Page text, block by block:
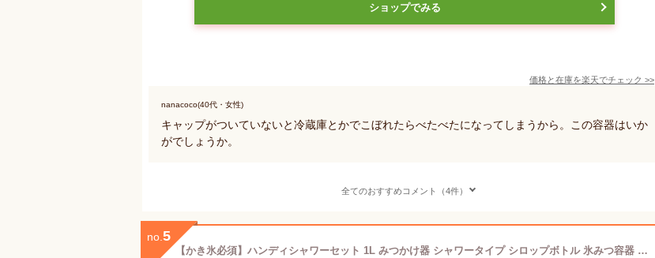
ショップでみる
価格と在庫を楽天でチェック >>
nanacoco(40代・女性)
キャップがついていないと冷蔵庫とかでこぼれたらべたべたになってしまうから。この容器はいか
がでしょうか。
全てのおすすめコメント（4件）
no. 5
【かき氷必須】ハンディシャワーセット 1L みつかけ器 シャワータイプ シロップボトル 氷みつ容器 縁日 屋台 イベント 業務用